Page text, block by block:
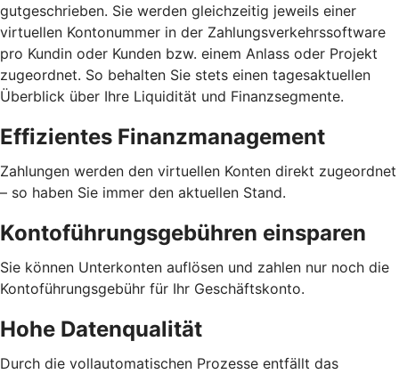
gutgeschrieben. Sie werden gleichzeitig jeweils einer
virtuellen Kontonummer in der Zahlungsverkehrssoftware
pro Kundin oder Kunden bzw. einem Anlass oder Projekt
zugeordnet. So behalten Sie stets einen tagesaktuellen
Überblick über Ihre Liquidität und Finanzsegmente.
Effizientes Finanzmanagement
Zahlungen werden den virtuellen Konten direkt zugeordnet
– so haben Sie immer den aktuellen Stand.
Kontoführungsgebühren einsparen
Sie können Unterkonten auflösen und zahlen nur noch die
Kontoführungsgebühr für Ihr Geschäftskonto.
Hohe Datenqualität
Durch die vollautomatischen Prozesse entfällt das